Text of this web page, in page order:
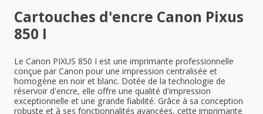
Cartouches d'encre Canon Pixus
850 I
Le Canon PIXUS 850 I est une imprimante professionnelle
conçue par Canon pour une impression centralisée et
homogène en noir et blanc. Dotée de la technologie de
réservoir d'encre, elle offre une qualité d'impression
exceptionnelle et une grande fiabilité. Grâce à sa conception
robuste et à ses fonctionnalités avancées, cette imprimante